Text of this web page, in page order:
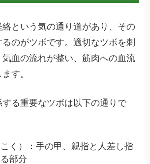
という気の通り道があり、その
のがツボです。適切なツボを刺
血の流れが整い、筋肉への血流
す。
る重要なツボは以下の通りで
く）：手の甲、親指と人差し指
部分